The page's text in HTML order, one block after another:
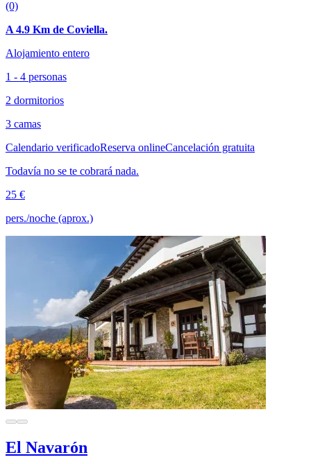
(0)
A 4.9 Km de Coviella.
Alojamiento entero
1 - 4 personas
2 dormitorios
3 camas
Calendario verificadoReserva onlineCancelación gratuita
Todavía no se te cobrará nada.
25 €
pers./noche (aprox.)
El Navarón